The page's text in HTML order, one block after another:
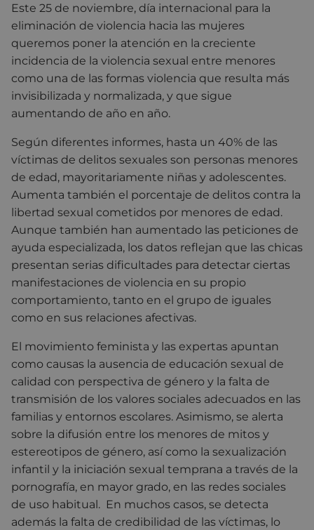
Este 25 de noviembre, día internacional para la
eliminación de violencia hacia las mujeres
queremos poner la atención en la creciente
incidencia de la violencia sexual entre menores
como una de las formas violencia que resulta más
invisibilizada y normalizada, y que sigue
aumentando de año en año.
Según diferentes informes, hasta un 40% de las
víctimas de delitos sexuales son personas menores
de edad, mayoritariamente niñas y adolescentes.
Aumenta también el porcentaje de delitos contra la
libertad sexual cometidos por menores de edad.
Aunque también han aumentado las peticiones de
ayuda especializada, los datos reflejan que las chicas
presentan serias dificultades para detectar ciertas
manifestaciones de violencia en su propio
comportamiento, tanto en el grupo de iguales
como en sus relaciones afectivas.
El movimiento feminista y las expertas apuntan
como causas la ausencia de educación sexual de
calidad con perspectiva de género y la falta de
transmisión de los valores sociales adecuados en las
familias y entornos escolares. Asimismo, se alerta
sobre la difusión entre los menores de mitos y
estereotipos de género, así como la sexualización
infantil y la iniciación sexual temprana a través de la
pornografía, en mayor grado, en las redes sociales
de uso habitual. En muchos casos, se detecta
además la falta de credibilidad de las víctimas, lo